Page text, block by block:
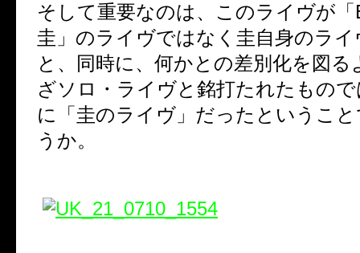
そして重要なのは、このライヴが「
圭」のライヴではなく圭自身のラ
と、同時に、何かとの差別化を図
ざソロ・ライヴと銘打たれたもの
に「圭のライヴ」だったというこ
うか。